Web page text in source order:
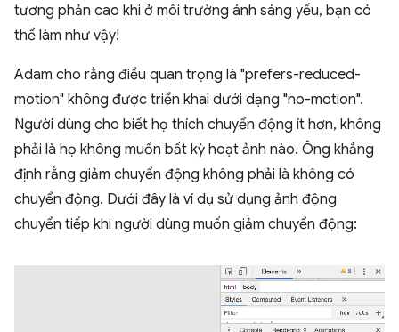
tương phản cao khi ở môi trường ánh sáng yếu, bạn có
thể làm như vậy!
Adam cho rằng điều quan trọng là "prefers-reduced-
motion" không được triển khai dưới dạng "no-motion".
Người dùng cho biết họ thích chuyển động ít hơn, không
phải là họ không muốn bất kỳ hoạt ảnh nào. Ông khẳng
định rằng giảm chuyển động không phải là không có
chuyển động. Dưới đây là ví dụ sử dụng ảnh động
chuyển tiếp khi người dùng muốn giảm chuyển động: